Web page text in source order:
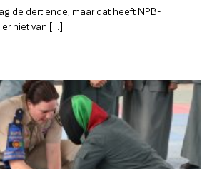
de dertiende, maar dat heeft NPB-
niet van [...]